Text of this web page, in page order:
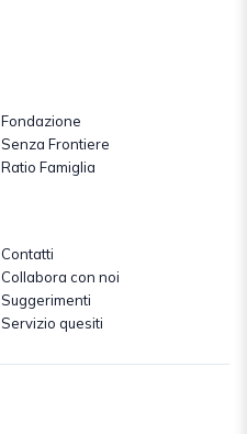
Fondazione
Senza Frontiere
Ratio Famiglia
Contatti
Collabora con noi
Suggerimenti
Servizio quesiti